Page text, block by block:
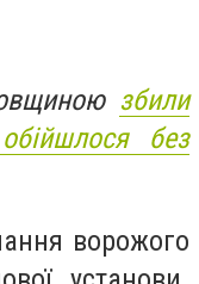
збили
без
ворожого